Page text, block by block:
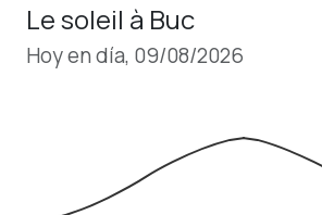
Le soleil à Buc
Hoy en día, 09/08/2026